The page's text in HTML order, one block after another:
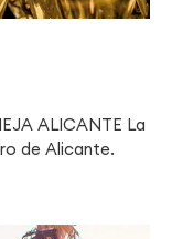
ALICANTE La
de Alicante.